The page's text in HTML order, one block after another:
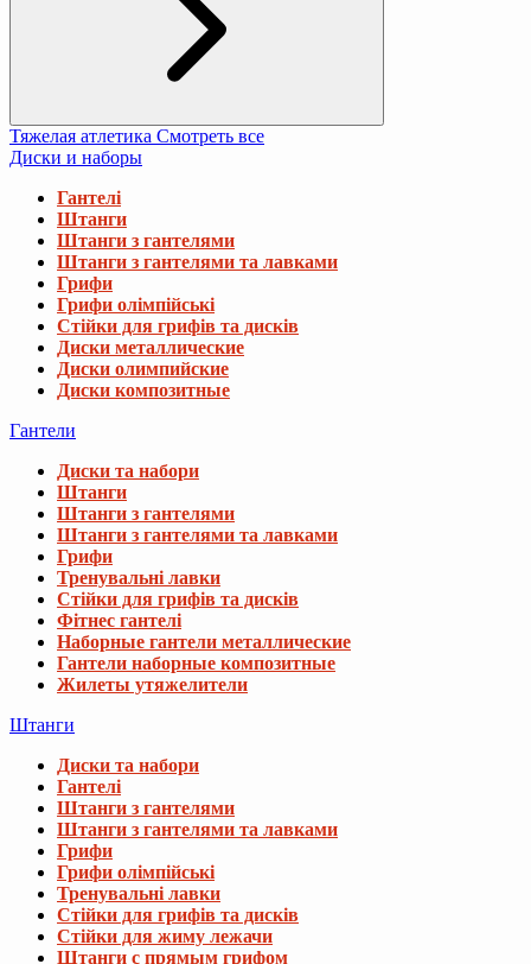
Тяжелая атлетика Смотреть все
Диски и наборы
Гантелі
Штанги
Штанги з гантелями
Штанги з гантелями та лавками
Грифи
Грифи олімпійські
Стійки для грифів та дисків
Диски металлические
Диски олимпийские
Диски композитные
Гантели
Диски та набори
Штанги
Штанги з гантелями
Штанги з гантелями та лавками
Грифи
Тренувальні лавки
Стійки для грифів та дисків
Фітнес гантелі
Наборные гантели металлические
Гантели наборные композитные
Жилеты утяжелители
Штанги
Диски та набори
Гантелі
Штанги з гантелями
Штанги з гантелями та лавками
Грифи
Грифи олімпійські
Тренувальні лавки
Стійки для грифів та дисків
Стійки для жиму лежачи
Штанги с прямым грифом